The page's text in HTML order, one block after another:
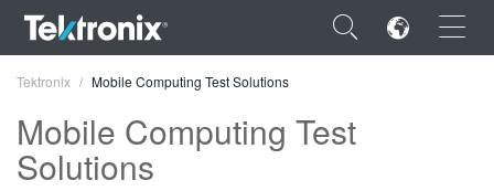
×
Tektronix Mobile Computing Test Solutions
Mobile Computing Test
Solutions